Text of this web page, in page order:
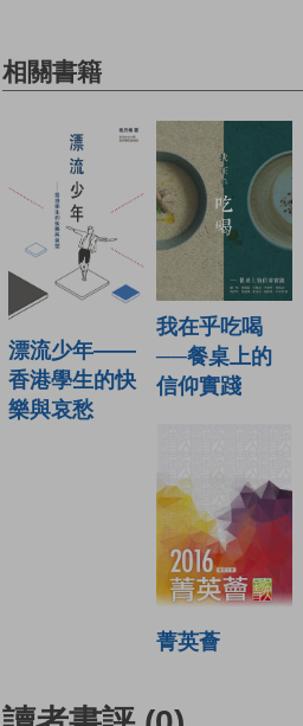
相關書籍
漂流少年——
香港學生的快
樂與哀愁
我在乎吃喝
──餐桌上的
信仰實踐
菁英薈